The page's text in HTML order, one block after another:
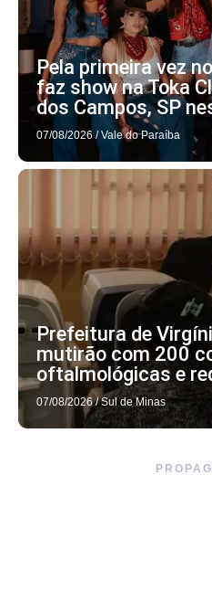
Pela primeira vez
faz show na Toka
dos Campos, SP
07/08/2026 / Vale do Paraíba
Prefeitura de
mutirão com 200
oftalmológicas e
07/08/2026 / Sul de Minas